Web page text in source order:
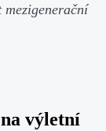
výletní